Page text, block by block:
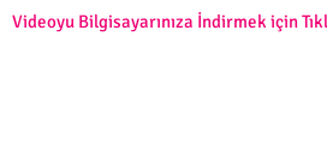
Videoyu Bilgisayarınıza İndirmek için